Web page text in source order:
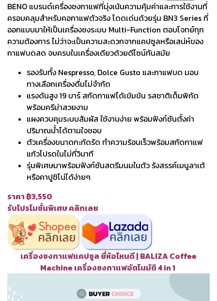
BENO แบรนด์เครื่องชงกาแฟที่มุ่งเน้นความคุ้มค่าและการใช้งานที่
ครอบคลุมสำหรับคอกาแฟตัวจริง โดดเด่นด้วยรุ่น BN3 Series ที่
ออกแบบมาให้เป็นเครื่องชงระบบ Multi-Function ตอบโจทย์ทุก
ความต้องการ ไม่ว่าจะเป็นความสะดวกจากแคปซูลหรือเสน่ห์ของ
กาแฟบดสด จบครบในเครื่องเดียวด้วยดีไซน์ทันสมัย
รองรับทั้ง Nespresso, Dolce Gusto และกาแฟบด มอบ
ทางเลือกเครื่องดื่มไม่จำกัด
แรงดันสูง 19 บาร์ สกัดกาแฟได้เข้มข้น รสชาติเต็มพิกัด
พร้อมครีม่าสวยงาม
แผงควบคุมระบบสัมผัส ใช้งานง่าย พร้อมฟังก์ชันตั้งค่า
ปริมาณน้ำได้ตามใจชอบ
ตัวเครื่องขนาดกะทัดรัด ทำความร้อนเร็วพร้อมสกัดกาแฟ
แก้วโปรดในไม่กี่วินาที
รุ่นพิเศษมาพร้อมฟังก์ชันสตรีมนมในตัว รังสรรค์เมนูลาเต้
หรือคาปูชิโน่ได้ง่ายๆ
ราคา ฿3,550
รับโปรโมชั่นพิเศษ คลิกเลย
เครื่องชงกาแฟแคปซูล ยี่ห้อไหนดี | BALIZA Coffee
Machine เครื่องชงกาแฟอัตโนมัติ 4 in 1